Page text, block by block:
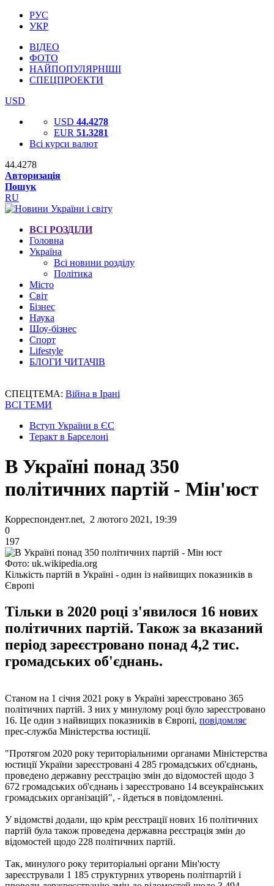
РУС
УКР
ВІДЕО
ФОТО
НАЙПОПУЛЯРНІШІ
СПЕЦПРОЕКТИ
USD
USD 44.4278
EUR 51.3281
Всі курси валют
44.4278
Авторизація
Пошук
RU
ВСІ РОЗДІЛИ
Головна
Україна
Всі новини розділу
Політика
Місто
Світ
Бізнес
Наука
Шоу-бізнес
Спорт
Lifestyle
БЛОГИ ЧИТАЧІВ
СПЕЦТЕМА: Війна в Ірані
ВСІ ТЕМИ
Вступ України в ЄС
Теракт в Барселоні
В Україні понад 350
політичних партій - Мін'юст
Корреспондент.net, 2 лютого 2021, 19:39
0
197
Фото: uk.wikipedia.org
Кількість партій в Україні - один із найвищих показників в
Європі
Тільки в 2020 році з'явилося 16 нових
політичних партій. Також за вказаний
період зареєстровано понад 4,2 тис.
громадських об'єднань.
Станом на 1 січня 2021 року в Україні зареєстровано 365
політичних партій. З них у минулому році було зареєстровано
16. Це один з найвищих показників в Європі, повідомляє
прес-служба Міністерства юстиції.
"Протягом 2020 року територіальними органами Міністерства
юстиції України зареєстровані 4 285 громадських об'єднань,
проведено державну реєстрацію змін до відомостей щодо 3
672 громадських об'єднань і зареєстровано 14 всеукраїнських
громадських організацій", - йдеться в повідомленні.
У відомстві додали, що крім реєстрації нових 16 політичних
партій була також проведена державна реєстрація змін до
відомостей щодо 228 політичних партій.
Так, минулого року територіальні органи Мін'юсту
зареєстрували 1 185 структурних утворень політпартій і